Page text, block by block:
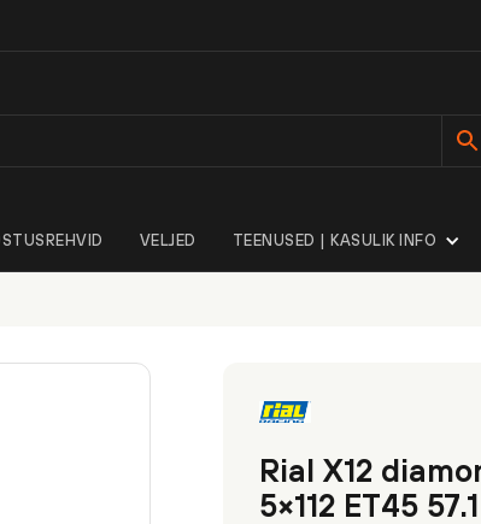
VELJED TEENUSED | KASULIK INFO
Rial X12
5×112 ET45 57.1